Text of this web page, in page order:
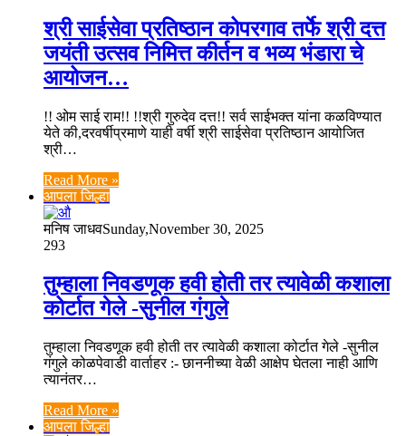
श्री साईसेवा प्रतिष्ठान कोपरगाव तर्फे श्री दत्त
जयंती उत्सव निमित्त कीर्तन व भव्य भंडारा चे
आयोजन…
!! ओम साई राम!! !!श्री गुरुदेव दत्त!! सर्व साईभक्त यांना कळविण्यात
येते की,दरवर्षीप्रमाणे याही वर्षी श्री साईसेवा प्रतिष्ठान आयोजित
श्री…
Read More »
आपला जिल्हा
मनिष जाधवSunday,November 30, 2025
293
तुम्हाला निवडणूक हवी होती तर त्यावेळी कशाला
कोर्टात गेले -सुनील गंगुले
तुम्हाला निवडणूक हवी होती तर त्यावेळी कशाला कोर्टात गेले -सुनील
गंगुले कोळपेवाडी वार्ताहर :- छाननीच्या वेळी आक्षेप घेतला नाही आणि
त्यानंतर…
Read More »
आपला जिल्हा